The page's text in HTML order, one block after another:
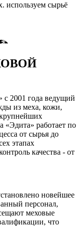
используем сырьё
с 2001 года ведущий
из меха, кожи,
«Эдита» работает по
от сырья до
этапах
качества - от
новейшее
персонал,
меховые
что